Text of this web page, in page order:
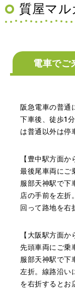
（大阪府池田市
額でした。一旦
取して頂きまし
質屋マ
電車でご
阪急電車の普通
下車後、徒歩1
は普通以外は停
【豊中駅方面か
最後尾車両にご
服部天神駅で下
店の手前を左折
回って路地を右
【大阪駅方面か
先頭車両にご乗
服部天神駅で下
左折。線路沿い
を右折するとお